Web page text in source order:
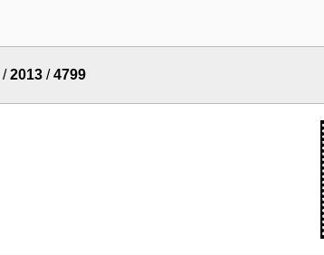
/2013 /4799